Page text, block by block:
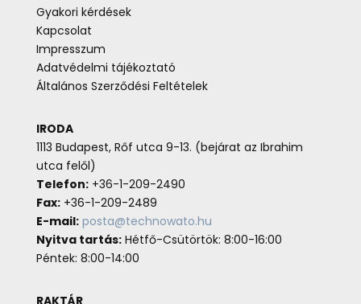
Gyakori kérdések
Kapcsolat
Impresszum
Adatvédelmi tájékoztató
Általános Szerződési Feltételek
IRODA
1113 Budapest, Rőf utca 9-13. (bejárat az Ibrahim
utca felől)
Telefon:+36-1-209-2490
Fax:+36-1-209-2489
E-mail: posta@technowato.hu
Nyitva tartás:Hétfő-Csütörtök: 8:00-16:00
Péntek: 8:00-14:00
RAKTÁR